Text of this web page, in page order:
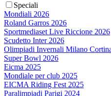
Speciali
Mondiali 2026
Roland Garros 2026
Sportmediaset Live Riccione 2026
Scudetto Inter 2026
Olimpiadi Invernali Milano
Super Bowl 2026
Eicma 2025
Mondiale per club 2025
EICMA Riding Fest 2025
Paralimpiadi Parigi 2024